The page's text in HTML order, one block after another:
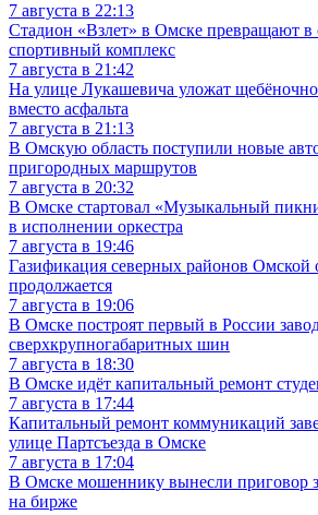
7 августа в 22:13
Стадион «Взлет» в Омске превращают в
спортивный комплекс
7 августа в 21:42
На улице Лукашевича уложат
вместо асфальта
7 августа в 21:13
В Омскую область поступили новые
пригородных маршрутов
7 августа в 20:32
В Омске стартовал «Музыкальный
в исполнении оркестра
7 августа в 19:46
Газификация северных районов Омской
продолжается
7 августа в 19:06
В Омске построят первый в России
сверхкрупногабаритных шин
7 августа в 18:30
В Омске идёт капитальный ремонт
7 августа в 17:44
Капитальный ремонт коммуникаций
улице Партсъезда в Омске
7 августа в 17:04
В Омске мошеннику вынесли приговор
на бирже